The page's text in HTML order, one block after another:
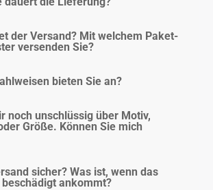
der Versand? Mit welchem Paket-
versenden Sie?
bieten Sie an?
noch unschlüssig über Motiv,
Größe. Können Sie mich
sicher? Was ist, wenn das
ankommt?